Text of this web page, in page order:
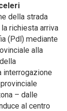
della strada
richiesta arriva
(Pdl) mediante
alla
interrogazione
– dalle
al centro